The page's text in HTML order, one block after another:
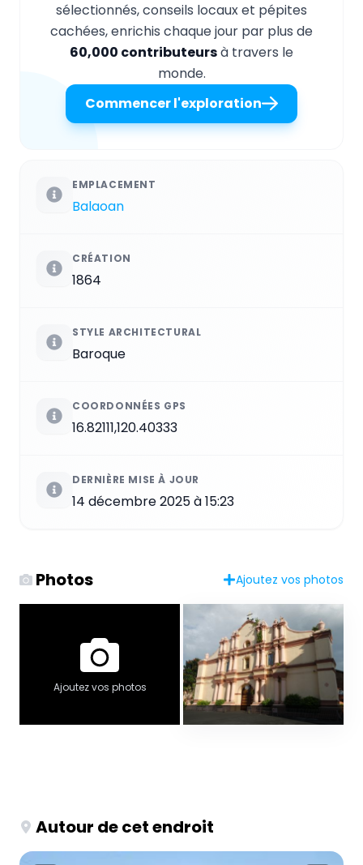
sélectionnés, conseils locaux et pépites
cachées, enrichis chaque jour par plus de
60,000 contributeursà travers le
monde.
Commencer l'exploration
EMPLACEMENT
Balaoan
CRÉATION
1864
STYLE ARCHITECTURAL
Baroque
COORDONNÉES GPS
16.82111,120.40333
DERNIÈRE MISE À JOUR
14 décembre 2025 à 15:23
Photos Ajoutez vos photos
Ajoutez vos photos
Autour de cet endroit